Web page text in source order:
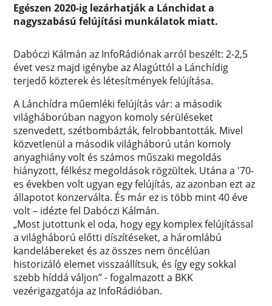
Egészen 2020-ig lezárhatják a Lánchidat a
nagyszabású felújítási munkálatok miatt.
Dabóczi Kálmán az InfoRádiónak arról beszélt: 2-2,5
évet vesz majd igénybe az Alagúttól a Lánchídig
terjedő közterek és létesítmények felújítása.
A Lánchídra műemléki felújítás vár: a második
világháborúban nagyon komoly sérüléseket
szenvedett, szétbombázták, felrobbantották. Mivel
közvetlenül a második világháború után komoly
anyaghiány volt és számos műszaki megoldás
hiányzott, félkész megoldások rögzültek. Utána a '70-
es években volt ugyan egy felújítás, az azonban ezt az
állapotot konzerválta. És már ez is több mint 40 éve
volt – idézte fel Dabóczi Kálmán.
„Most jutottunk el oda, hogy egy komplex felújítással
a világháború előtti díszítéseket, a háromlábú
kandelábereket és az összes nem öncélúan
historizáló elemet visszaállítsuk, és így egy sokkal
szebb híddá váljon” - fogalmazott a BKK
vezérigazgatója az InfoRádióban.